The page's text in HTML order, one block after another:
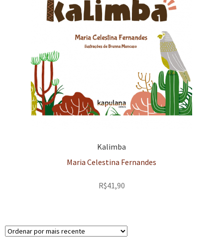
Kalimba
Maria Celestina Fernandes
R$41,90